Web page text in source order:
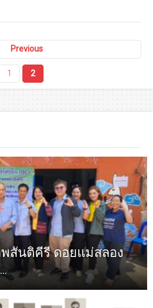
Previous
1 2
สันติคีรี ดอยแม่สลอง